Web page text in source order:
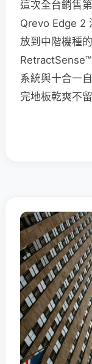
這次全台銷售
Qrevo Edge 2
放到中階機種
系統與十合一
完地板乾爽不